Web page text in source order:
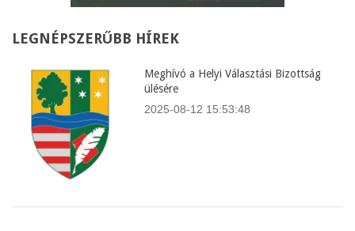
LEGNÉPSZERŰBB HÍREK
Meghívó a Helyi Választási Bizottság
ülésére
2025-08-12 15:53:48